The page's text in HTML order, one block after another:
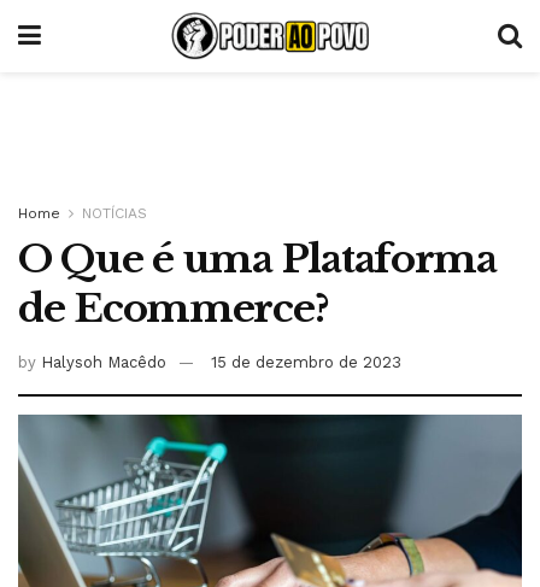
Home NOTÍCIAS
O Que é uma Plataforma
de Ecommerce?
by Halysoh Macêdo 15 de dezembro de 2023